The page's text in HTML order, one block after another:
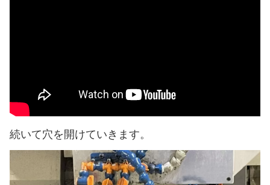
続いて穴を開けていきます。